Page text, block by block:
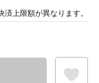
済上限額が異なります。